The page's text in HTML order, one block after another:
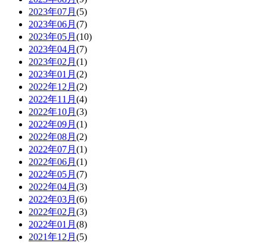
2023年07月 (5)
2023年06月 (7)
2023年05月 (10)
2023年04月 (7)
2023年02月 (1)
2023年01月 (2)
2022年12月 (2)
2022年11月 (4)
2022年10月 (3)
2022年09月 (1)
2022年08月 (2)
2022年07月 (1)
2022年06月 (1)
2022年05月 (7)
2022年04月 (3)
2022年03月 (6)
2022年02月 (3)
2022年01月 (8)
2021年12月 (5)